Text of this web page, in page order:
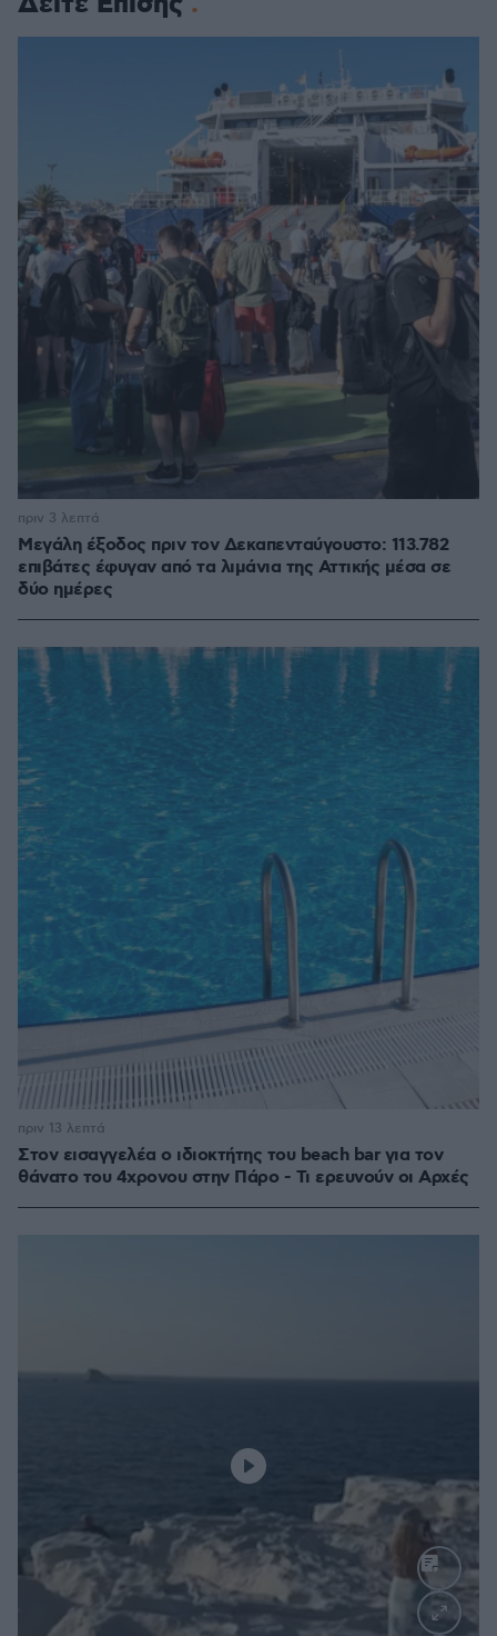
Μεγάλη έξοδος πριν τον Δεκαπενταύγουστο: 113.782
επιβάτες έφυγαν από τα λιμάνια της Αττικής μέσα σε
δύο ημέρες
πριν 3 λεπτά
Στον εισαγγελέα ο ιδιοκτήτης του beach bar για τον
θάνατο του 4χρονου στην Πάρο - Τι ερευνούν οι Αρχές
πριν 13 λεπτά